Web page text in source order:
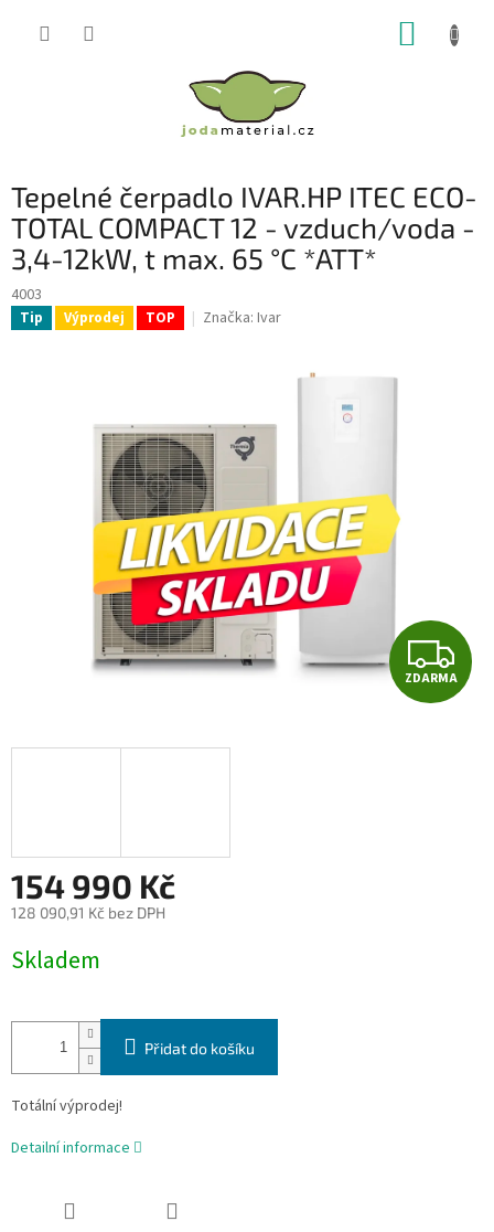
Tepelné čerpadlo IVAR.HP ITEC ECO-
TOTAL COMPACT 12 - vzduch/voda -
3,4-12kW, t max. 65 °C *ATT*
4003
Tip Výprodej TOP Značka: Ivar
Z
D
ZDARMA
154 990 Kč
128 090,91 Kč bez DPH
cena:
Skladem
Přidat do košíku
Totální výprodej!
Detailní informace